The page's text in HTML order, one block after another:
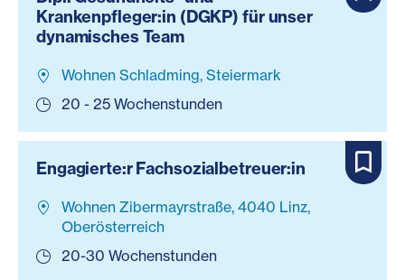
Krankenpfleger:in (DGKP) für unser
dynamisches Team
Wohnen Schladming, Steiermark
20 - 25 Wochenstunden
Engagierte:r Fachsozialbetreuer:in
Wohnen Zibermayrstraße, 4040 Linz,
Oberösterreich
20-30 Wochenstunden